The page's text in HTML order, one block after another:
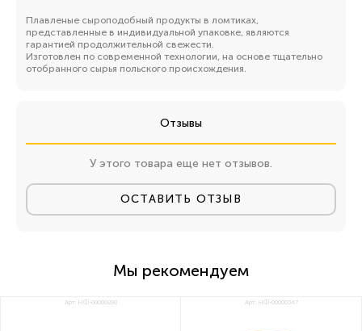
Плавленые сыроподобный продукты в ломтиках,
представленные в индивидуальной упаковке, являются
гарантией продолжительной свежести.
Изготовлен по современной технологии, на основе тщательно
отобранного сырья польского происхождения.
Отзывы
У этого товара еще нет отзывов.
ОСТАВИТЬ ОТЗЫВ
Мы рекомендуем
Арт: НФ-00000898 Арт: НФ-00000347